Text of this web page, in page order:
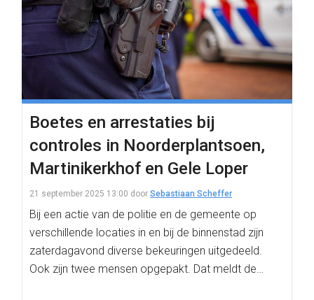
Boetes en arrestaties bij
controles in Noorderplantsoen,
Martinikerkhof en Gele Loper
21 september 2025 13:00 door Sebastiaan Scheffer
Bij een actie van de politie en de gemeente op
verschillende locaties in en bij de binnenstad zijn
zaterdagavond diverse bekeuringen uitgedeeld.
Ook zijn twee mensen opgepakt. Dat meldt de…